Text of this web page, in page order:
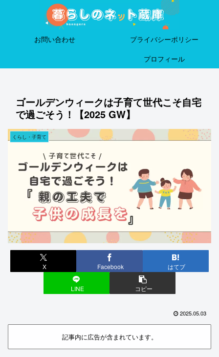
お問い合わせ
プライバシーポリシー
プロフィール
ゴールデンウィークは子育て世代こそ自宅
で過ごそう！【2025 GW】
くらし・子育て
X Facebook はてブ
LINE コピー
2025.05.03
記事内に広告が含まれています。